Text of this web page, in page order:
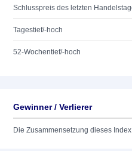
Schlusspreis des letzten
Tagestief/-hoch
52-Wochentief/-hoch
Gewinner / Verlierer
Die Zusammensetzung dieses